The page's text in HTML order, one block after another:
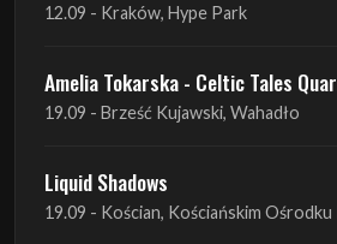
12.09 - Kraków, Hype Park
Amelia Tokarska - Celtic Tales
19.09 - Brześć Kujawski, Wahadło
Liquid Shadows
19.09 - Kościan, Kościańskim